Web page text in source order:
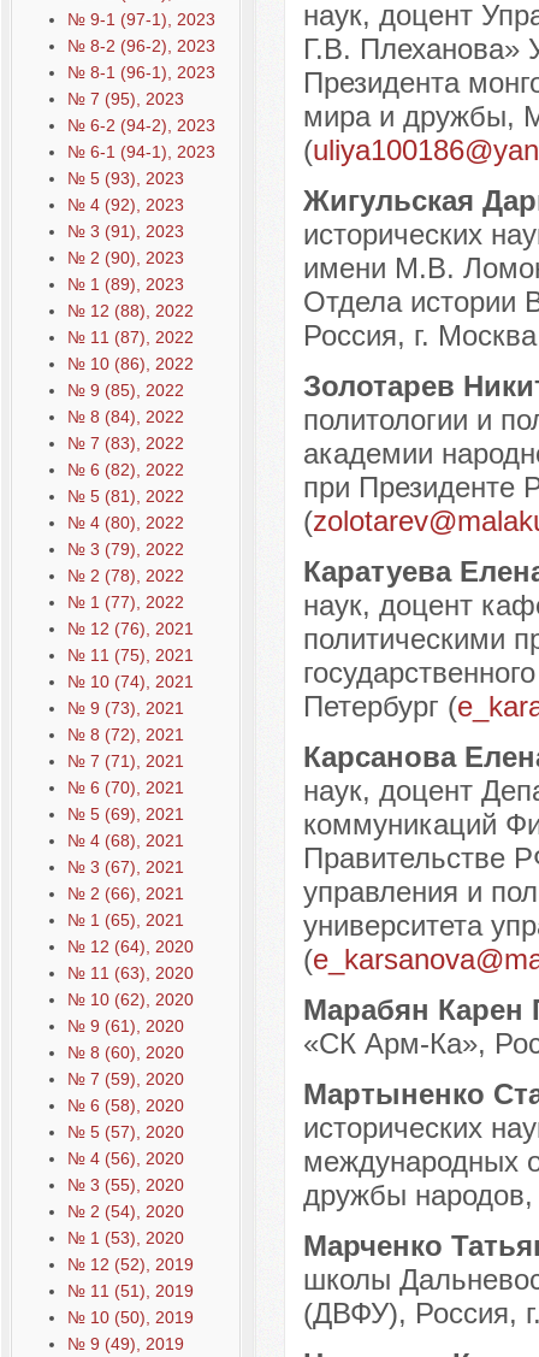
№ 9-1 (97-1), 2023
№ 8-2 (96-2), 2023
№ 8-1 (96-1), 2023
№ 7 (95), 2023
№ 6-2 (94-2), 2023
№ 6-1 (94-1), 2023
№ 5 (93), 2023
№ 4 (92), 2023
№ 3 (91), 2023
№ 2 (90), 2023
№ 1 (89), 2023
№ 12 (88), 2022
№ 11 (87), 2022
№ 10 (86), 2022
№ 9 (85), 2022
№ 8 (84), 2022
№ 7 (83), 2022
№ 6 (82), 2022
№ 5 (81), 2022
№ 4 (80), 2022
№ 3 (79), 2022
№ 2 (78), 2022
№ 1 (77), 2022
№ 12 (76), 2021
№ 11 (75), 2021
№ 10 (74), 2021
№ 9 (73), 2021
№ 8 (72), 2021
№ 7 (71), 2021
№ 6 (70), 2021
№ 5 (69), 2021
№ 4 (68), 2021
№ 3 (67), 2021
№ 2 (66), 2021
№ 1 (65), 2021
№ 12 (64), 2020
№ 11 (63), 2020
№ 10 (62), 2020
№ 9 (61), 2020
№ 8 (60), 2020
№ 7 (59), 2020
№ 6 (58), 2020
№ 5 (57), 2020
№ 4 (56), 2020
№ 3 (55), 2020
№ 2 (54), 2020
№ 1 (53), 2020
№ 12 (52), 2019
№ 11 (51), 2019
№ 10 (50), 2019
№ 9 (49), 2019
наук, доцент
Г.В. Плеханова»
Президента
мира и дружбы,
(
Жигульская
исторических
имени М.В.
Отдела истории
Россия, г.
Золотарев
политологии и
академии
при Президенте
(
Каратуева
наук, доцент
политическими
Петербург (
Карсанова
наук, доцент
коммуникаций
Правительстве
управления и
университета
(
Марабян Карен
«СК Арм-Ка»,
Мартыненко
исторических
международных
дружбы народов,
Марченко
школы
(ДВФУ), Россия,